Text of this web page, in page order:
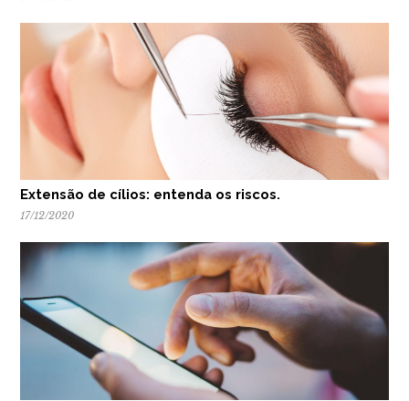
Extensão de cílios: entenda os riscos.
17/12/2020